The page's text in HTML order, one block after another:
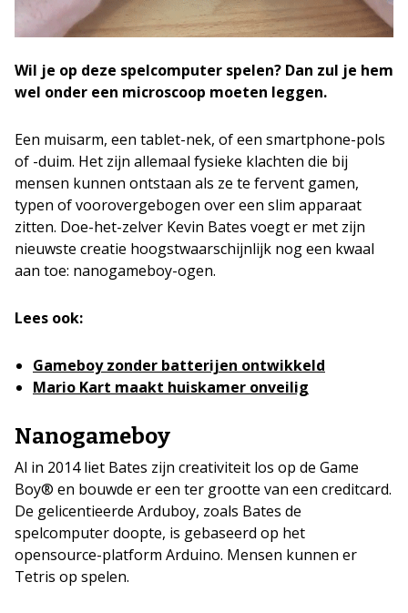
Wil je op deze spelcomputer spelen? Dan zul je hem
wel onder een microscoop moeten leggen.
Een muisarm, een tablet-nek, of een smartphone-pols
of -duim. Het zijn allemaal fysieke klachten die bij
mensen kunnen ontstaan als ze te fervent gamen,
typen of voorovergebogen over een slim apparaat
zitten. Doe-het-zelver Kevin Bates voegt er met zijn
nieuwste creatie hoogstwaarschijnlijk nog een kwaal
aan toe: nanogameboy-ogen.
Lees ook:
Gameboy zonder batterijen ontwikkeld
Mario Kart maakt huiskamer onveilig
Nanogameboy
Al in 2014 liet Bates zijn creativiteit los op de Game
Boy® en bouwde er een ter grootte van een creditcard.
De gelicentieerde Arduboy, zoals Bates de
spelcomputer doopte, is gebaseerd op het
opensource-platform Arduino. Mensen kunnen er
Tetris op spelen.